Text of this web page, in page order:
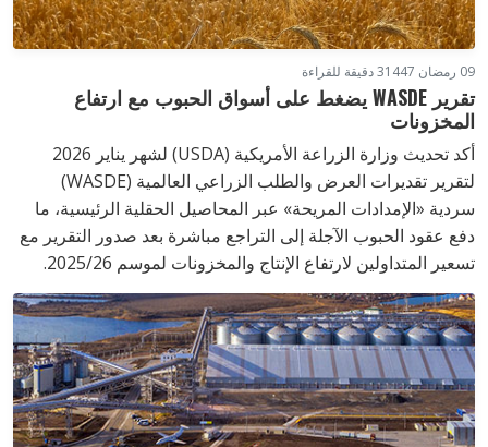
09 رمضان 1447 3 دقيقة للقراءة
تقرير WASDE يضغط على أسواق الحبوب مع ارتفاع
المخزونات
أكد تحديث وزارة الزراعة الأمريكية (USDA) لشهر يناير 2026
لتقرير تقديرات العرض والطلب الزراعي العالمية (WASDE)
سردية «الإمدادات المريحة» عبر المحاصيل الحقلية الرئيسية، ما
دفع عقود الحبوب الآجلة إلى التراجع مباشرة بعد صدور التقرير مع
تسعير المتداولين لارتفاع الإنتاج والمخزونات لموسم 2025/26.